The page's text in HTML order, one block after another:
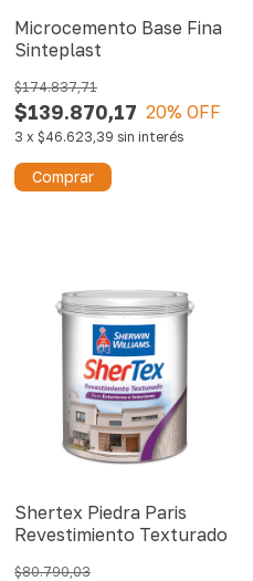
Microcemento Base Fina
Sinteplast
$139.870,17
$174.837,71
20% OFF
3 x $46.623,39 sin interés
Comprar
Shertex Piedra Paris
Revestimiento Texturado
$80.790,03